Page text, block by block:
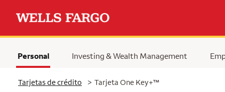
Personal Investing & Wealth Management
Tarjetas de crédito > Tarjeta One Key+trademark
™